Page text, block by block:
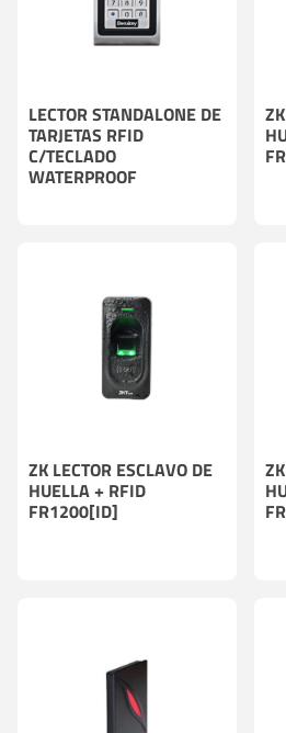
LECTOR STANDALONE DE
TARJETAS RFID
C/TECLADO
WATERPROOF
ZK LECTOR ESCLAVO DE
HUELLA + RFID
FR1200[ID]